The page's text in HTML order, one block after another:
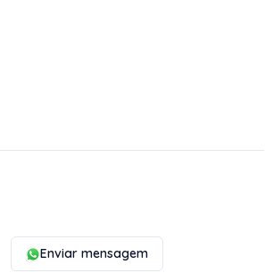
Enviar mensagem